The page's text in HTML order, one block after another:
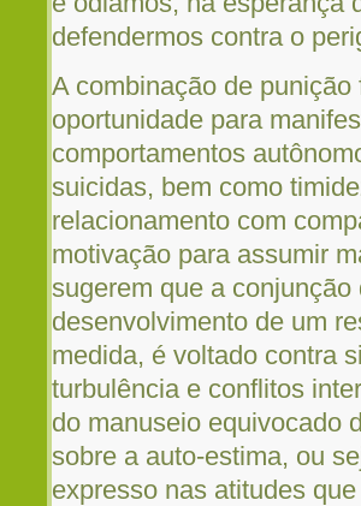
defendermos contra o
A combinação de
oportunidade para
comportamentos
suicidas, bem como
relacionamento com
motivação para assumir
sugerem que a
desenvolvimento de um
medida, é voltado contra
turbulência e conflitos
do manuseio equivocado
sobre a auto-estima, ou
expresso nas atitudes